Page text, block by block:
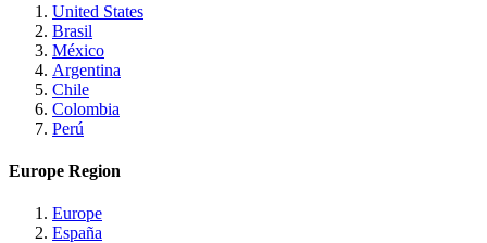
United States
Brasil
México
Argentina
Chile
Colombia
Perú
Europe Region
Europe
España